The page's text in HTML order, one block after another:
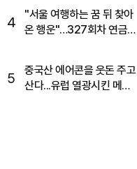
4
"서울 여행하는 꿈 뒤 찾아
온 행운"…327회차 연금
5
중국산 에어콘을 웃돈 주고
산다...유럽 열광시킨 메이